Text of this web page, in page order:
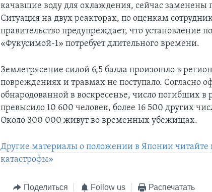
качавшие воду для охлаждения, сейчас заменены
Ситуация на двух реакторах, по оценкам
правительство предупреждает, что установление
«Фукусимой-1» потребует длительного времени.
Землетрясение силой 6,5 балла произошло в
повреждениях и травмах не поступало. Согласно
обнародованной в воскресенье, число погибших в
превысило 10 600 человек, более 16 500 других
Около 300 000 живут во временных убежищах.
Другие материалы о положении в Японии читайте
катастрофы»
Поделиться Follow us Распечатать